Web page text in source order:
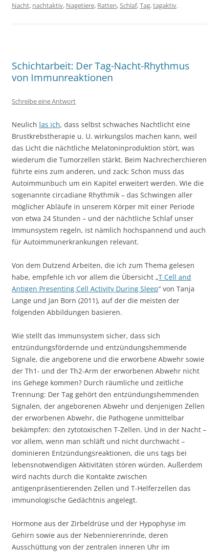
Nacht, nachtaktiv, Nagetiere, Ratten, Schlaf,Tag,tagaktiv.
Schichtarbeit: Der Tag-Nacht-Rhythmus
von Immunreaktionen
Schreibe eine Antwort
Neulich las ich, dass selbst schwaches Nachtlicht eine
Brustkrebstherapie u. U. wirkungslos machen kann, weil
das Licht die nächtliche Melatoninproduktion stört, was
wiederum die Tumorzellen stärkt. Beim Nachrecherchieren
führte eins zum anderen, und zack: Schon muss das
Autoimmunbuch um ein Kapitel erweitert werden. Wie die
sogenannte circadiane Rhythmik – das Schwingen aller
möglicher Abläufe in unserem Körper mit einer Periode
von etwa 24 Stunden – und der nächtliche Schlaf unser
Immunsystem regeln, ist nämlich hochspannend und auch
für Autoimmunerkrankungen relevant.
Von dem Dutzend Arbeiten, die ich zum Thema gelesen
habe, empfehle ich vor allem die Übersicht „T Cell and
Antigen Presenting Cell Activity During Sleep“ von Tanja
Lange und Jan Born (2011), auf der die meisten der
folgenden Abbildungen basieren.
Wie stellt das Immunsystem sicher, dass sich
entzündungsfördernde und entzündungshemmende
Signale, die angeborene und die erworbene Abwehr sowie
der Th1- und der Th2-Arm der erworbenen Abwehr nicht
ins Gehege kommen? Durch räumliche und zeitliche
Trennung: Der Tag gehört den entzündungshemmenden
Signalen, der angeborenen Abwehr und denjenigen Zellen
der erworbenen Abwehr, die Pathogene unmittelbar
bekämpfen: den zytotoxischen T-Zellen. Und in der Nacht –
vor allem, wenn man schläft und nicht durchwacht –
dominieren Entzündungsreaktionen, die uns tags bei
lebensnotwendigen Aktivitäten stören würden. Außerdem
wird nachts durch die Kontakte zwischen
antigenpräsentierenden Zellen und T-Helferzellen das
immunologische Gedächtnis angelegt.
Hormone aus der Zirbeldrüse und der Hypophyse im
Gehirn sowie aus der Nebennierenrinde, deren
Ausschüttung von der zentralen inneren Uhr im